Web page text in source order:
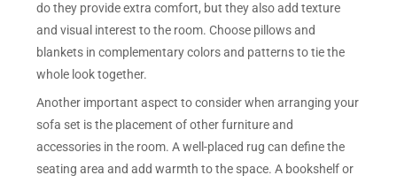
do they provide extra comfort, but they also add texture
and visual interest to the room. Choose pillows and
blankets in complementary colors and patterns to tie the
whole look together.
Another important aspect to consider when arranging your
sofa set is the placement of other furniture and
accessories in the room. A well-placed rug can define the
seating area and add warmth to the space. A bookshelf or